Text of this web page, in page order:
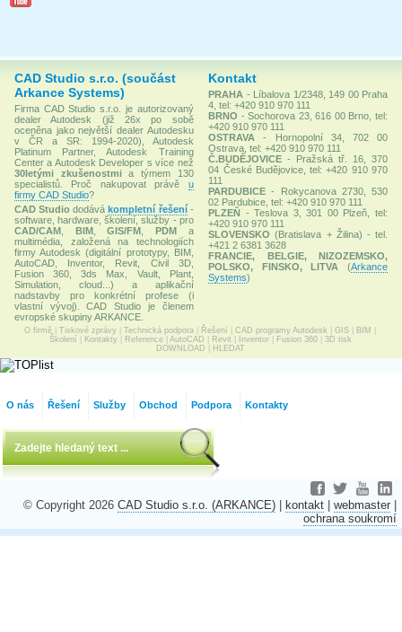
CAD Studio s.r.o. (součást
Arkance Systems)
Firma CAD Studio s.r.o. je autorizovaný
dealer Autodesk (již 26x po sobě
oceněna jako největší dealer Autodesku
v ČR a SR: 1994-2020), Autodesk
Platinum Partner, Autodesk Training
Center a Autodesk Developer s více než
30letými zkušenostmia týmem 130
specialistů. Proč nakupovat právě u
firmy CAD Studio?
CAD Studio dodávákompletní řešení-
software, hardware, školení, služby - pro
CAD/CAM
BIM,GIS/FM ,PDM a
multimédia, založená na technologiích
firmy Autodesk (digitální prototypy, BIM,
AutoCAD, Inventor, Revit, Civil 3D,
Fusion 360, 3ds Max, Vault, Plant,
Simulation, cloud...) a aplikační
nadstavby pro konkrétní profese (i
vlastní vývoj). CAD Studio je členem
evropské skupiny ARKANCE.
Kontakt
PRAHA - Líbalova 1/2348, 149 00 Praha
4, tel: +420 910 970 111
BRNO - Sochorova 23, 616 00 Brno, tel:
+420 910 970 111
OSTRAVA
- Hornopolní 34, 702 00
Ostrava, tel: +420 910 970 111
Č.BUDĚJOVICE - Pražská tř. 16, 370
04 České Budějovice, tel: +420 910 970
111
PARDUBICE - Rokycanova 2730, 530
02 Pardubice, tel: +420 910 970 111
PLZEŇ - Teslova 3, 301 00 Plzeň, tel:
+420 910 970 111
SLOVENSKO (Bratislava + Žilina) - tel.
+421 2 6381 3628
FRANCIE, BELGIE, NIZOZEMSKO,
POLSKO, FINSKO, LITVA
(Arkance
Systems)
O firmě Tiskové zprávy Technická podpora Řešení CAD programy Autodesk GIS BIM
Školení
Kontakty Reference| AutoCAD Revit Inventor| Fusion 360| 3D tisk
DOWNLOAD
HLEDAT
O nás Řešení Služby Obchod Podpora Kontakty
© Copyright 2026 CAD Studio s.r.o. (ARKANCE) kontakt webmaster
ochrana soukromí